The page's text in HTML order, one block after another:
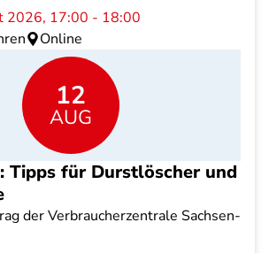
2026, 17:00 - 18:00
Online
12
AUG
Tipps für Durstlöscher und
der Verbraucherzentrale Sachsen-